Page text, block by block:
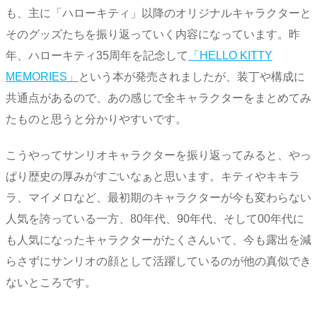
も、主に「ハローキティ」以降のオリジナルキャラクターと
そのグッズたちを振り返っていく内容になっています。昨
年、ハローキティ35周年を記念して
「HELLO KITTY
MEMORIES」
という本が発売されましたが、装丁や構成に
共通点があるので、あの感じで全キャラクターをまとめてみ
たものと思うと分かりやすいです。
こうやってサンリオキャラクターを振り返ってみると、やっ
ぱり歴史の厚みがすごいなぁと思います。キティやキキラ
ラ、マイメロなど、最初期のキャラクターが今も変わらない
人気を誇っている一方、80年代、90年代、そして00年代に
も人気になったキャラクターがたくさんいて、今も露出を減
らさずにサンリオの顔として活躍しているのが他の真似でき
ないところです。